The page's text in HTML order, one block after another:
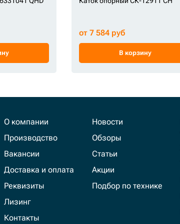
от 7 584 руб
В корзину
О компании
Производство
Вакансии
Доставка и оплата
Реквизиты
Лизинг
Контакты
Новости
Обзоры
Статьи
Акции
Подбор по технике